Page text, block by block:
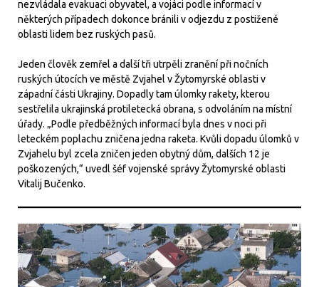
nezvládala evakuaci obyvatel, a vojáci podle informací v
některých případech dokonce bránili v odjezdu z postižené
oblasti lidem bez ruských pasů.
Jeden člověk zemřel a další tři utrpěli zranění při nočních
ruských útocích ve městě Zvjahel v Žytomyrské oblasti v
západní části Ukrajiny. Dopadly tam úlomky rakety, kterou
sestřelila ukrajinská protiletecká obrana, s odvoláním na místní
úřady. „Podle předběžných informací byla dnes v noci při
leteckém poplachu zničena jedna raketa. Kvůli dopadu úlomků v
Zvjahelu byl zcela zničen jeden obytný dům, dalších 12 je
poškozených,“ uvedl šéf vojenské správy Žytomyrské oblasti
Vitalij Bučenko.